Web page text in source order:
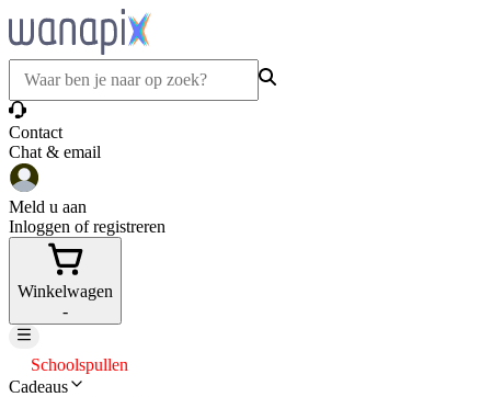
Contact
Chat & email
Meld u aan
Inloggen of registreren
Winkelwagen
-
Schoolspullen
Cadeaus